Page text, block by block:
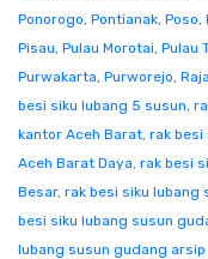
Ponorogo, Pontianak, Poso,
Pisau, Pulau Morotai, Pulau
Purwakarta, Purworejo,
besi siku lubang 5 susun,
kantor Aceh Barat, rak besi
Aceh Barat Daya, rak besi
Besar, rak besi siku lubang
besi siku lubang susun
lubang susun gudang